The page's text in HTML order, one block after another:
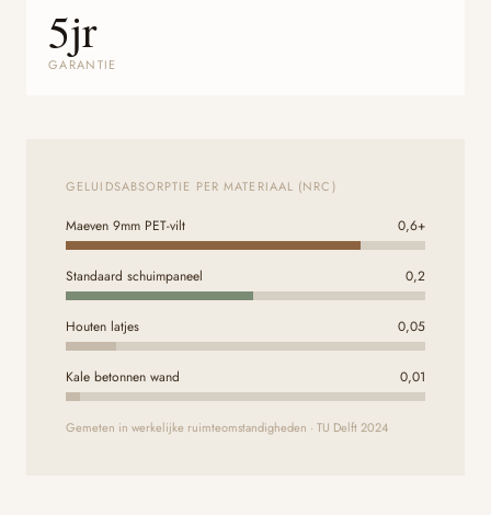
5jr
GARANTIE
GELUIDSABSORPTIE PER MATERIAAL (NRC)
Maeven 9mm PET-vilt 0,6+
Standaard schuimpaneel 0,2
Houten latjes 0,05
Kale betonnen wand 0,01
Gemeten in werkelijke ruimteomstandigheden · TU Delft 2024